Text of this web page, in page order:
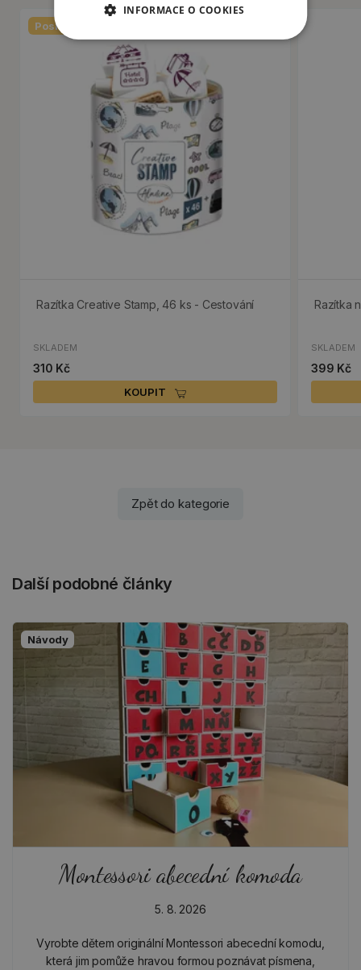
Poslední kusy
Razítka Creative Stamp, 46 ks - Cestování
SKLADEM
310 Kč
KOUPIT
Razítka
SKLADEM
399 Kč
Zpět do kategorie
Další podobné články
Návody
Montessori abecední komoda
5. 8. 2026
Vyrobte dětem originální Montessori abecední komodu,
která jim pomůže hravou formou poznávat písmena,
INFORMACE O COOKIES